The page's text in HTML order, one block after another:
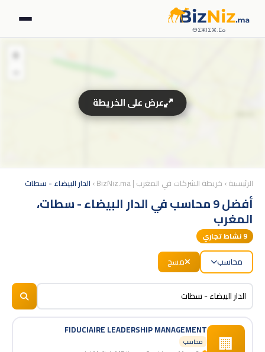
ⴱⵉⵣⵏⵉⵣ.ⵎⴰ
الرئيسية› خريطة الشركات في المغرب | BizNiz.ma › الدار البيضاء - سطات
أفضل 9 محاسب في الدار البيضاء - سطات،
المغرب
9نشاط تجاري
محاسب مسح
🏢
FIDUCIAIRE LEADERSHIP MANAGEMENT
محاسب
+
BizNiz.ma
عرض على الخريطة